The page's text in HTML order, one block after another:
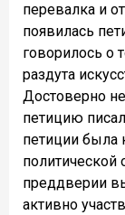
перевалка и
появилась
говорилось о
раздута
Достоверно
петицию
петиции была
политической
преддверии
активно